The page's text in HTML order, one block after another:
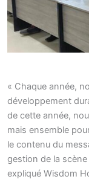
« Chaque année,
développement
de cette année,
mais ensemble
le contenu du
gestion de la
expliqué Wisdom